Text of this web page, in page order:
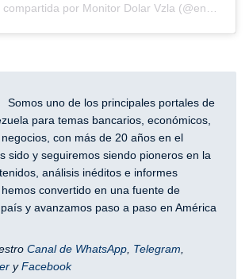
Somos uno de los principales portales de
para temas bancarios, económicos,
con más de 20 años en el
sido y seguiremos siendo pioneros en la
análisis inéditos e informes
convertido en una fuente de
y avanzamos paso a paso en América
Canal de WhatsApp Telegram
yFacebook